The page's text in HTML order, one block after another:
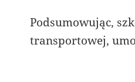
Podsumowując,
transportowej,